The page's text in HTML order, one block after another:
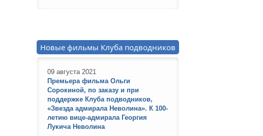
Новые фильмы Клуба подводников
09 августа 2021
Премьера фильма Ольги
Сорокиной, по заказу и при
поддержке Клуба подводников,
«Звезда адмирала Неволина». К 100-
летию вице-адмирала Георгия
Лукича Неволина